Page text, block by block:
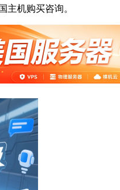
主机购买咨询。